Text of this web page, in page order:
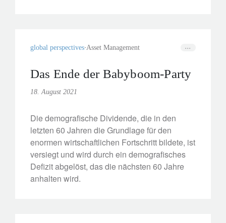
global perspectives Asset Management
Das Ende der Babyboom-Party
18. August 2021
Die demografische Dividende, die in den
letzten 60 Jahren die Grundlage für den
enormen wirtschaftlichen Fortschritt bildete, ist
versiegt und wird durch ein demografisches
Defizit abgelöst, das die nächsten 60 Jahre
anhalten wird.